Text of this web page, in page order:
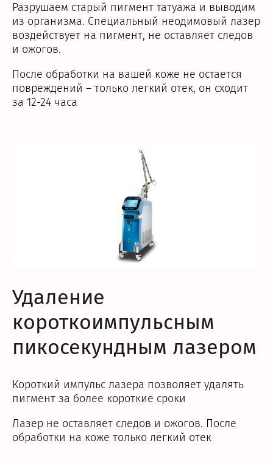
Разрушаем старый пигмент татуажа и выводим
из организма. Специальный неодимовый лазер
воздействует на пигмент, не оставляет следов
и ожогов.
После обработки на вашей коже не остается
повреждений – только легкий отек, он сходит
за 12-24 часа
Удаление
короткоимпульсным
пикосекундным лазером
Короткий импульс лазера позволяет удалять
пигмент за более короткие сроки
Лазер не оставляет следов и ожогов. После
обработки на коже только лёгкий отек